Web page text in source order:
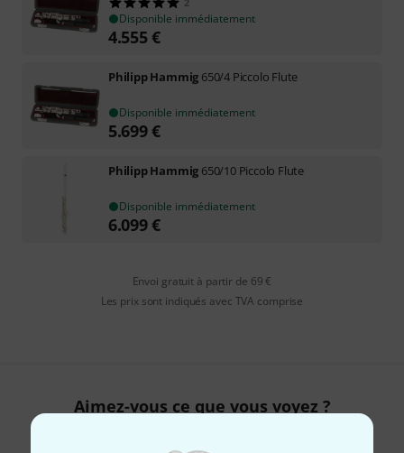
Disponible immédiatement
4.555€
Philipp Hammig 650/4 Piccolo Flute
Disponible immédiatement
5.699€
Philipp Hammig 650/10 Piccolo Flute
Disponible immédiatement
6.099€
Envoi gratuit à partir de 69 €
Les prix sont indiqués avec TVA comprise
Aimez-vous ce que vous voyez ?
Aide et commentaires